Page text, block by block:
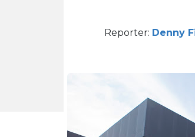
Reporter: Denny